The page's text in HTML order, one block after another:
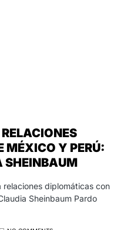
MÉXICO Y PERÚ:
SHEINBAUM
diplomáticas con
Sheinbaum Pardo